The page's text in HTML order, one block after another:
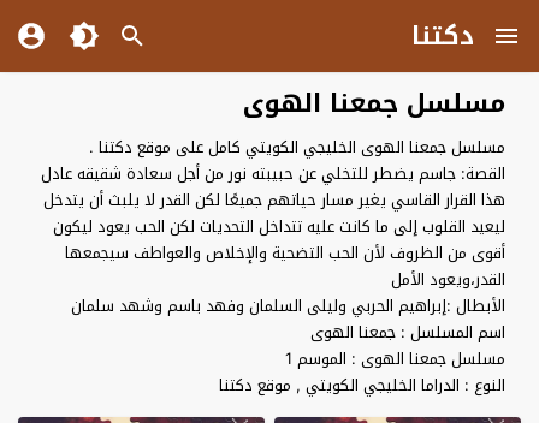
دكتنا
مسلسل جمعنا الهوى
مسلسل جمعنا الهوى الخليجي الكويتي كامل على موقع دكتنا .
القصة: جاسم يضطر للتخلي عن حبيبته نور من أجل سعادة شقيقه عادل
هذا القرار القاسي يغير مسار حياتهم جميعًا لكن القدر لا يلبث أن يتدخل
ليعيد القلوب إلى ما كانت عليه تتداخل التحديات لكن الحب يعود ليكون
أقوى من الظروف لأن الحب التضحية والإخلاص والعواطف سيجمعها
القدر،ويعود الأمل
الأبطال :إبراهيم الحربي وليلى السلمان وفهد باسم وشهد سلمان
اسم المسلسل : جمعنا الهوى
مسلسل جمعنا الهوى : الموسم 1
النوع : الدراما الخليجي الكويتي , موقع دكتنا